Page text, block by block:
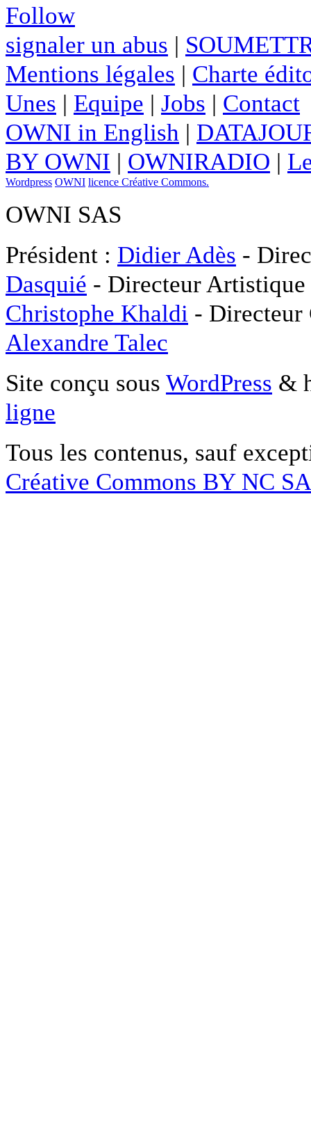
Follow
signaler un abus |
Mentions légales | Charte
Unes | Equipe | Jobs | Contact
OWNI in English |
BY OWNI | OWNIRADIO |
Wordpress OWNI licence Créative Commons.
OWNI SAS
Président : Didier Adès -
Dasquié - Directeur
Christophe Khaldi -
Alexandre Talec
Site conçu sous WordPress &
ligne
Tous les contenus, sauf
Créative Commons BY NC SA